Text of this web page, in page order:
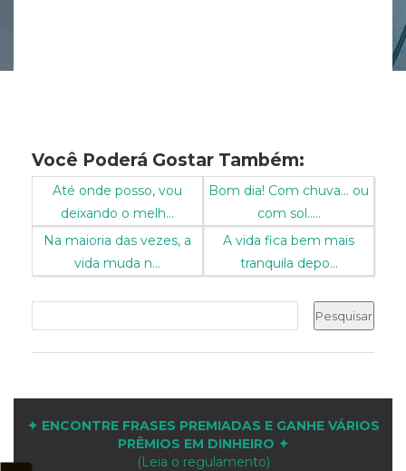
Você Poderá Gostar Também:
Até onde posso, vou
deixando o melh...
Bom dia! Com chuva... ou
com sol.....
Na maioria das vezes, a
vida muda n...
A vida fica bem mais
tranquila depo...
✦ ENCONTRE FRASES PREMIADAS E GANHE VÁRIOS
PRÊMIOS EM DINHEIRO ✦
(Leia o regulamento)